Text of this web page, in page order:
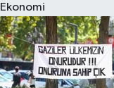
Ekonomi